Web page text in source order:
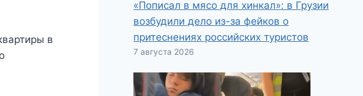
в
«Пописал в мясо для хинкал»: в Грузии
возбудили дело из-за фейков о
притеснениях российских туристов
7 августа 2026